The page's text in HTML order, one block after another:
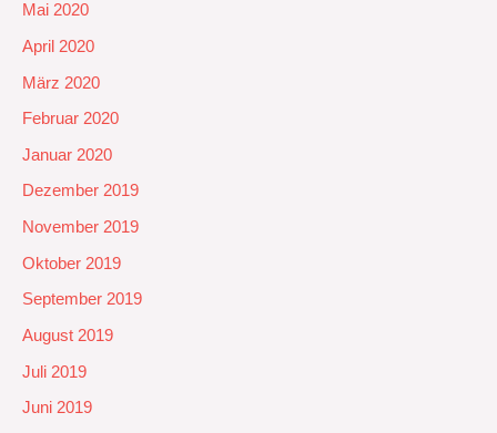
Mai 2020
April 2020
März 2020
Februar 2020
Januar 2020
Dezember 2019
November 2019
Oktober 2019
September 2019
August 2019
Juli 2019
Juni 2019